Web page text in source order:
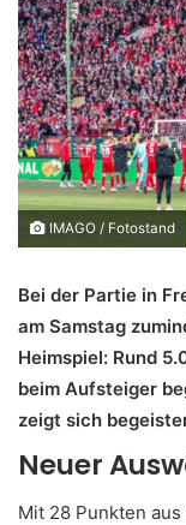
IMAGO / Fotostand
Bei der Partie in
am Samstag
Heimspiel: Rund
beim Aufsteiger
zeigt sich
Neuer
Mit 28 Punkten